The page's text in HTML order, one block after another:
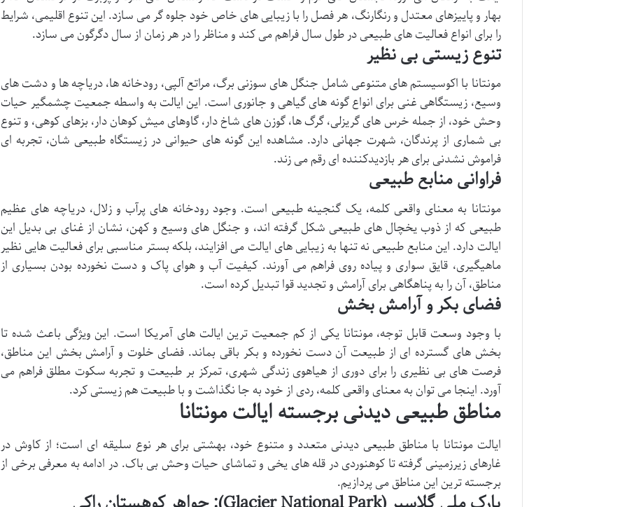
بهار و پاییزهای معتدل و رنگارنگ، هر فصل را با زیبایی های خاص خود جلوه گر می سازد. این تنوع اقلیمی، شرایط
را برای انواع فعالیت های طبیعی در طول سال فراهم می کند و مناظر را در هر زمان از سال دگرگون می سازد.
تنوع زیستی بی نظیر
مونتانا با اکوسیستم های متنوعی شامل جنگل های سوزنی برگ، مراتع آلپی، رودخانه ها، دریاچه ها و دشت های
وسیع، زیستگاهی غنی برای انواع گونه های گیاهی و جانوری است. این ایالت به واسطه جمعیت چشمگیر حیات
وحش خود، از جمله خرس های گریزلی، گرگ ها، گوزن های شاخ دار، گاوهای میش کوهان دار، بزهای کوهی، و تنوع
بی شماری از پرندگان، شهرت جهانی دارد. مشاهده این گونه های حیوانی در زیستگاه طبیعی شان، تجربه ای
فراموش نشدنی برای هر بازدیدکننده ای رقم می زند.
فراوانی منابع طبیعی
مونتانا به معنای واقعی کلمه، یک گنجینه طبیعی است. وجود رودخانه های پرآب و زلال، دریاچه های عظیم
طبیعی که از ذوب یخچال های طبیعی شکل گرفته اند، و جنگل های وسیع و کهن، نشان از غنای بی بدیل این
ایالت دارد. این منابع طبیعی نه تنها به زیبایی های ایالت می افزایند، بلکه بستر مناسبی برای فعالیت هایی نظیر
ماهیگیری، قایق سواری و پیاده روی فراهم می آورند. کیفیت آب و هوای پاک و دست نخورده بودن بسیاری از
مناطق، آن را به پناهگاهی برای آرامش و تجدید قوا تبدیل کرده است.
فضای بکر و آرامش بخش
با وجود وسعت قابل توجه، مونتانا یکی از کم جمعیت ترین ایالت های آمریکا است. این ویژگی باعث شده تا
بخش های گسترده ای از طبیعت آن دست نخورده و بکر باقی بماند. فضای خلوت و آرامش بخش این مناطق،
فرصت های بی نظیری را برای دوری از هیاهوی زندگی شهری، تمرکز بر طبیعت و تجربه سکوت مطلق فراهم می
آورد. اینجا می توان به معنای واقعی کلمه، ردی از خود به جا نگذاشت و با طبیعت هم زیستی کرد.
مناطق طبیعی دیدنی برجسته ایالت مونتانا
ایالت مونتانا با مناطق طبیعی دیدنی متعدد و متنوع خود، بهشتی برای هر نوع سلیقه ای است؛ از کاوش در
غارهای زیرزمینی گرفته تا کوهنوردی در قله های یخی و تماشای حیات وحش بی باک. در ادامه به معرفی برخی از
برجسته ترین این مناطق می پردازیم.